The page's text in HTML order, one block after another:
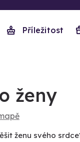
Příležitost
ženy
ženu svého